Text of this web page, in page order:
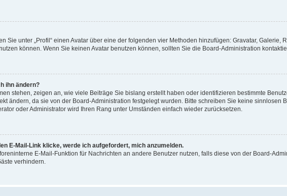
Sie unter „Profil“ einen Avatar über eine der folgenden vier Methoden hinzufügen: Gravatar, Galerie,
können. Wenn Sie keinen Avatar benutzen können, sollten Sie die Board-Administration
ihn ändern?
stehen, zeigen an, wie viele Beiträge Sie bislang erstellt haben oder identifizieren bestimmte
ändern, da sie von der Board-Administration festgelegt wurden. Bitte schreiben Sie keine
oder Administrator wird Ihren Rang unter Umständen einfach wieder zurücksetzen.
E-Mail-Link klicke, werde ich aufgefordert, mich anzumelden.
E-Mail-Funktion für Nachrichten an andere Benutzer nutzen, falls diese von der Board-
verhindern.